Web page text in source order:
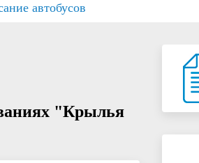
автобусов
"Крылья